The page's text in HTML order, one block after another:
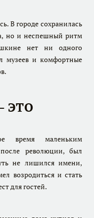
В городе сохранилась
но и неспешный ритм
нет ни одного
музеев и комфортные
ЭТО
время маленьким
революции, был
не лишился имени,
возродиться и стать
для гостей.